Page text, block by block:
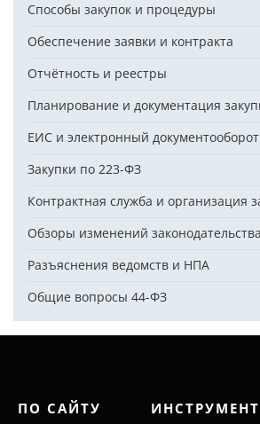
Способы закупок и процедуры
Обеспечение заявки и контракта
Отчётность и реестры
Планирование и документация
ЕИС и электронный документооборот
Закупки по 223-ФЗ
Контрактная служба и организация
Обзоры изменений законодательства
Разъяснения ведомств и НПА
Общие вопросы 44-ФЗ
ПО САЙТУ